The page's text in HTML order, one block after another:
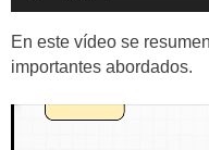
En este vídeo se
importantes abordados.
Reproductor